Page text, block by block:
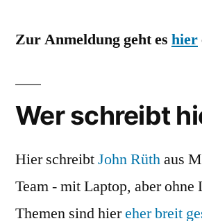
Zur Anmeldung geht es hier
Wer schreibt
Hier schreibtJohn Rüthaus
Team - mit Laptop, aber ohne
Themen sind hiereher breit